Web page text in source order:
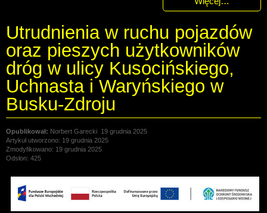
Utrudnienia w ruchu pojazdów
oraz pieszych użytkowników
dróg w ulicy Kusocińskiego,
Uchnasta i Waryńskiego w
Busku-Zdroju
Norbert Garecki 19 grudnia 2025
Artykuł utworzono: 19 grudnia 2025
Zmodyfikowano: 19 grudnia 2025
Odsłon: 425